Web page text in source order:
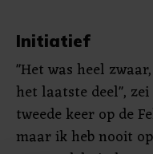
Initiatief
"Het was heel
het laatste deel",
tweede keer op de
maar ik heb nooit